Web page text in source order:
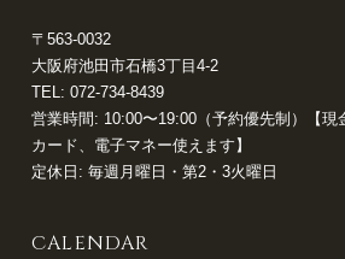
〒563-0032
大阪府池田市石橋3丁目4-2
TEL: 072-734-8439
営業時間: 10:00〜19:00（予約優先制）【現
カード、電子マネー使えます】
定休日: 毎週月曜日・第2・3火曜日
CALENDAR